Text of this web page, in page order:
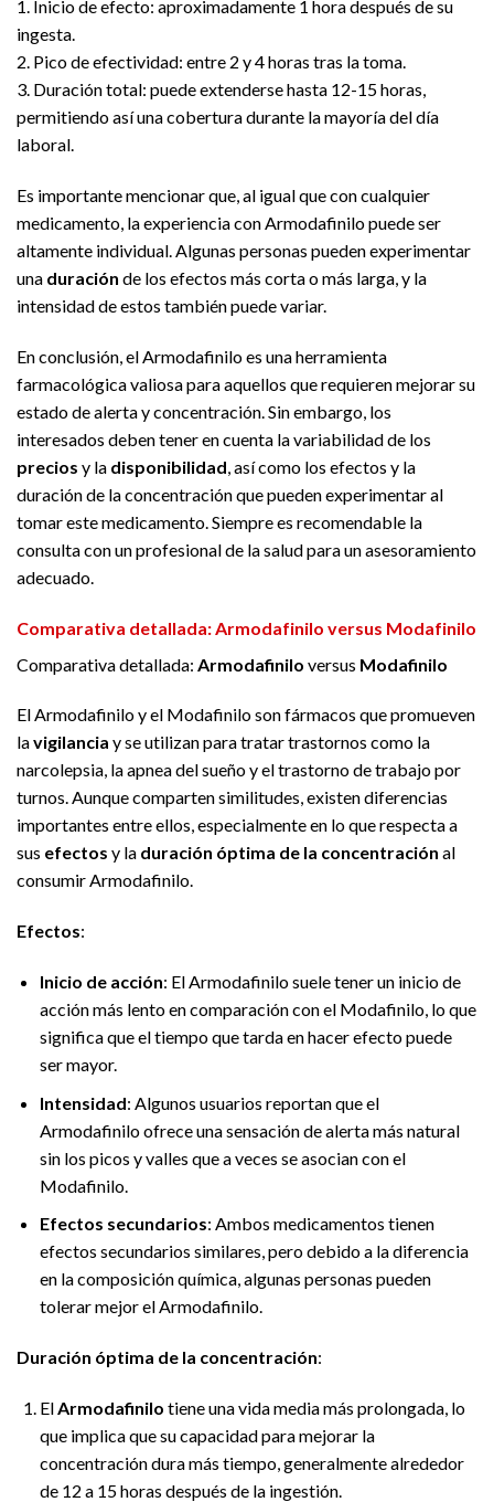
1. Inicio de efecto: aproximadamente 1 hora después de su
ingesta.
2. Pico de efectividad: entre 2 y 4 horas tras la toma.
3. Duración total: puede extenderse hasta 12-15 horas,
permitiendo así una cobertura durante la mayoría del día
laboral.
Es importante mencionar que, al igual que con cualquier
medicamento, la experiencia con Armodafinilo puede ser
altamente individual. Algunas personas pueden experimentar
una duración de los efectos más corta o más larga, y la
intensidad de estos también puede variar.
En conclusión, el Armodafinilo es una herramienta
farmacológica valiosa para aquellos que requieren mejorar su
estado de alerta y concentración. Sin embargo, los
interesados deben tener en cuenta la variabilidad de los
precios y la disponibilidad , así como los efectos y la
duración de la concentración que pueden experimentar al
tomar este medicamento. Siempre es recomendable la
consulta con un profesional de la salud para un asesoramiento
adecuado.
Comparativa detallada: Armodafinilo versus Modafinilo
Comparativa detallada: Armodafinilo versus Modafinilo
El Armodafinilo y el Modafinilo son fármacos que promueven
lavigilancia y se utilizan para tratar trastornos como la
narcolepsia, la apnea del sueño y el trastorno de trabajo por
turnos. Aunque comparten similitudes, existen diferencias
importantes entre ellos, especialmente en lo que respecta a
sus efectos y la duración óptima de la concentración al
consumir Armodafinilo.
Efectos:
Inicio de acción: El Armodafinilo suele tener un inicio de
acción más lento en comparación con el Modafinilo, lo que
significa que el tiempo que tarda en hacer efecto puede
ser mayor.
Intensidad: Algunos usuarios reportan que el
Armodafinilo ofrece una sensación de alerta más natural
sin los picos y valles que a veces se asocian con el
Modafinilo.
Efectos secundarios: Ambos medicamentos tienen
efectos secundarios similares, pero debido a la diferencia
en la composición química, algunas personas pueden
tolerar mejor el Armodafinilo.
Duración óptima de la concentración:
El Armodafinilo tiene una vida media más prolongada, lo
que implica que su capacidad para mejorar la
concentración dura más tiempo, generalmente alrededor
de 12 a 15 horas después de la ingestión.